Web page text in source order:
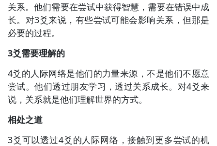
关系。他们需要在尝试中获得智慧，需要在错误中成
长。对3爻来说，有些尝试可能会影响关系，但那是
必要的过程。
3爻需要理解的
4爻的人际网络是他们的力量来源，不是他们不愿意
尝试。他们透过朋友学习，透过关系成长。对4爻来
说，关系就是他们理解世界的方式。
相处之道
3爻可以透过4爻的人际网络，接触到更多尝试的机